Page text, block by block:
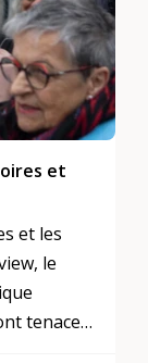
et
et les
le
tenaces,